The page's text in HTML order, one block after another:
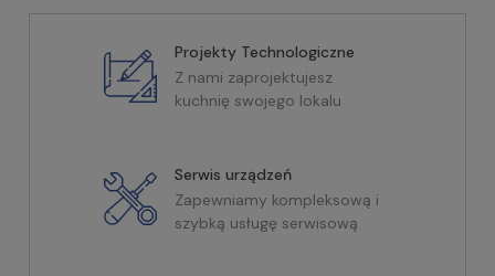
Projekty Technologiczne
Z nami zaprojektujesz
kuchnię swojego lokalu
Serwis urządzeń
Zapewniamy kompleksową i
szybką usługę serwisową